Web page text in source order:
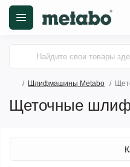
Шлифмашины Metabo
Щеточные